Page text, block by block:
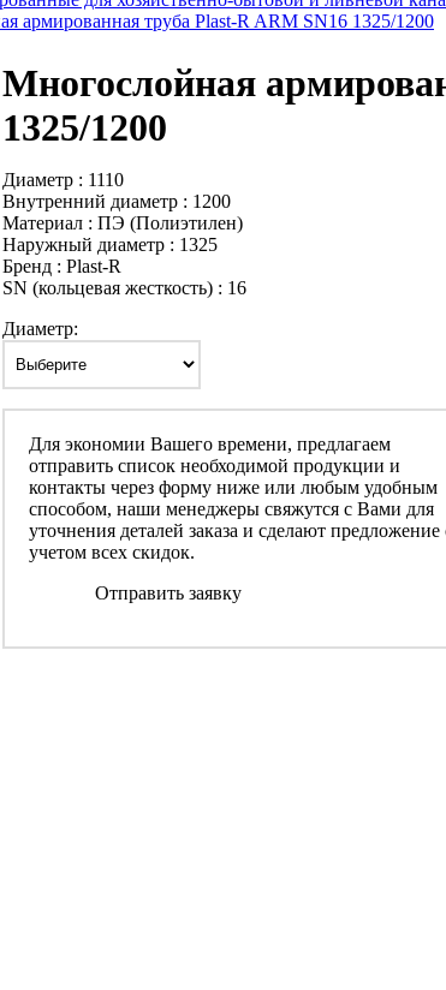
армированная труба Plast-R ARM SN16 1325/1200
Многослойная
1325/1200
Диаметр : 1110
Внутренний диаметр : 1200
Материал : ПЭ (Полиэтилен)
Наружный диаметр : 1325
Бренд : Plast-R
SN (кольцевая жесткость) : 16
Диаметр:
Для экономии Вашего времени, предлагаем
отправить список необходимой продукции и
контакты через форму ниже или любым удобным
способом, наши менеджеры свяжутся с Вами для
уточнения деталей заказа и сделают предложение
учетом всех скидок.
Отправить заявку